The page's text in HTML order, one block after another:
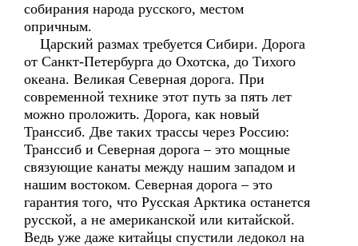
собирания народа русского, местом
опричным.
Царский размах требуется Сибири. Дорога
от Санкт-Петербурга до Охотска, до Тихого
океана. Великая Северная дорога. При
современной технике этот путь за пять лет
можно проложить. Дорога, как новый
Транссиб. Две таких трассы через Россию:
Транссиб и Северная дорога – это мощные
связующие канаты между нашим западом и
нашим востоком. Северная дорога – это
гарантия того, что Русская Арктика останется
русской, а не американской или китайской.
Ведь уже даже китайцы спустили ледокол на